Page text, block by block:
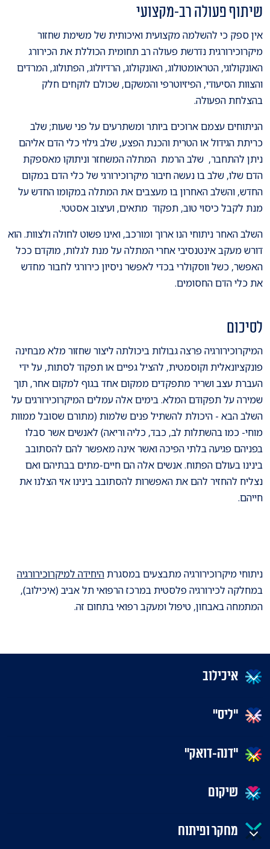
שיתוף פעולה רב-מקצועי
אין ספק כי להשלמה מקצועית ואיכותית של משימת שחזור
מיקרוכירורגית נדרשת פעולה רב תחומית הכוללת את הכירורג
האונקולוגי, הטראומטולוג, האונקולוג, הרדיולוג, הפתולוג, המרדים
והצוות הסיעודי, הפיזיוטרפי והמשקם, שכולם לוקחים חלק
בהצלחת הפעולה.
הניתוחים עצמם ארוכים ביותר ומשתרעים על פני שעות; שלב
כריתת הגידול או הטרית והכנת הפצע, שלב גילוי כלי הדם אליהם
ניתן להתחבר, שלב הרמת המתלה המשחזר וניתוקו מאספקת
הדם שלו, שלב בו נעשה חיבור מיקרוכירורגי של כלי הדם במקום
החדש, והשלב האחרון בו מעצבים את המתלה במקומו החדש על
מנת לקבל כיסוי טוב, תפקוד מתאים, ועיצוב אסטטי.
השלב האחר ניתוחי הנו ארוך ומורכב, ואינו פשוט לחולה ולצוות. הוא
דורש מעקב אינטנסיבי אחרי המתלה על מנת לגלות, מוקדם ככל
האפשר, כשל ווסקולרי בכדי לאפשר ניסיון כירורגי לחבור מחדש
את כלי הדם החסומים.
לסיכום
המיקרוכירורגיה פרצה גבולות ביכולתה ליצור שחזור מלא מבחינה
פונקציונאלית וקוסמטית, להציל גפיים או תפקוד לסתות, על ידי
העברת עצב ושריר מתפקדים ממקום אחד בגוף למקום אחר, תוך
שמירה על תפקודם המלא. בימים אלה עמלים המיקרוכירורגים על
השלב הבא - היכולת להשתיל פנים שלמות (מתורם שסובל ממוות
מוחי- כמו בהשתלות לב, כבד, כליה וריאה) לאנשים אשר סבלו
בפניהם פגיעה בלתי הפיכה ואשר אינה מאפשר להם להסתובב
בינינו בעולם הפתוח. אנשים אלה הם חיים-מתים בבתיהם ואם
נצליח להחזיר להם את האפשרות להסתובב בינינו אזי הצלנו את
חייהם.
ניתוחי מיקרוכירורגיה מתבצעים במסגרתהיחידה למיקרוכירורגיה
במחלקה לכירורגיה פלסטית במרכז הרפואי תל אביב (איכילוב),
המתמחה באבחון, טיפול ומעקב רפואי בתחום זה.
איכילוב
"ליס"
"דנה-דואק"
שיקום
מחקר ופיתוח